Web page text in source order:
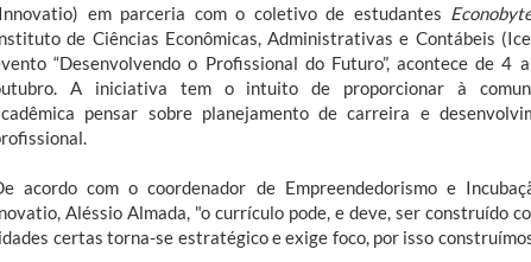
em parceria com o coletivo de estudantes
de Ciências Econômicas, Administrativas e Contábeis
“Desenvolvendo o Profissional do Futuro”, acontece de 4
A iniciativa tem o intuito de proporcionar à
pensar sobre planejamento de carreira e
acordo com o coordenador de Empreendedorismo e
Aléssio Almada, "o currículo pode, e deve, ser construído
certas torna-se estratégico e exige foco, por isso